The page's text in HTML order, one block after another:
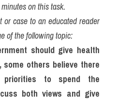
on this task.
case to an educated reader
of the following topic:
should give health
others believe there
to spend the
both views and give